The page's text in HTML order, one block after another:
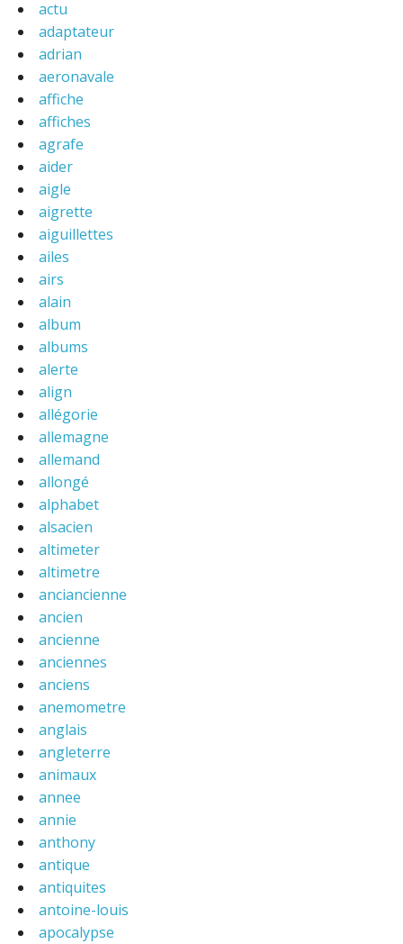
actu
adaptateur
adrian
aeronavale
affiche
affiches
agrafe
aider
aigle
aigrette
aiguillettes
ailes
airs
alain
album
albums
alerte
align
allégorie
allemagne
allemand
allongé
alphabet
alsacien
altimeter
altimetre
anciancienne
ancien
ancienne
anciennes
anciens
anemometre
anglais
angleterre
animaux
annee
annie
anthony
antique
antiquites
antoine-louis
apocalypse